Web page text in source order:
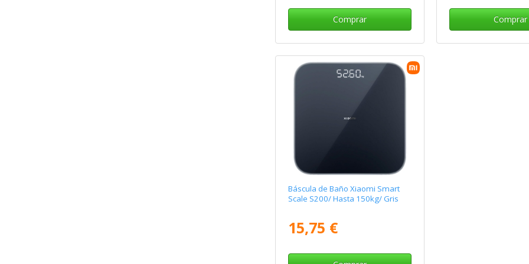
Comprar Comprar
Báscula de Baño Xiaomi Smart
Scale S200/ Hasta 150kg/ Gris
15,75 €